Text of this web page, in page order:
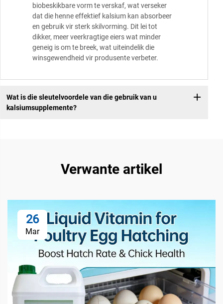
biobeskikbare vorm te verskaf, wat verseker
dat die henne effektief kalsium kan absorbeer
en gebruik vir sterk skilvorming. Dit lei tot
dikker, meer veerkragtige eiers wat minder
geneig is om te breek, wat uiteindelik die
winsgewendheid vir produsente verbeter.
Wat is die sleutelvoordele van die gebruik van u
kalsiumsupplemente?
Verwante artikel
26
Mar